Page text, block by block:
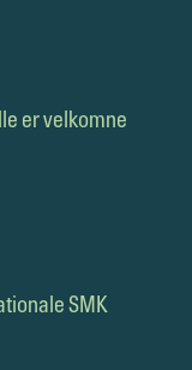
er velkomne
SMK